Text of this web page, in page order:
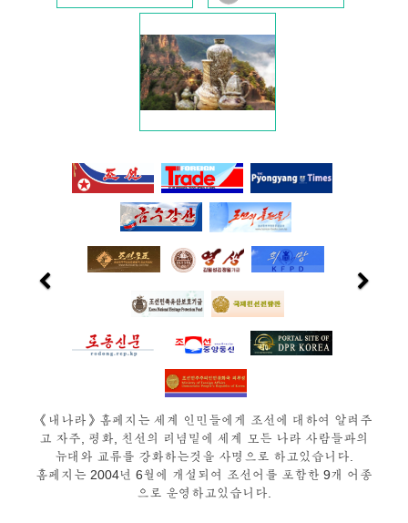
《내나라》홈페지는 세계 인민들에게 조선에 대하여 알려주
고 자주, 평화, 친선의 리념밑에 세계 모든 나라 사람들과의
뉴대와 교류를 강화하는것을 사명으로 하고있습니다.
홈페지는 2004년 6월에 개설되여 조선어를 포함한 9개 어종
으로 운영하고있습니다.